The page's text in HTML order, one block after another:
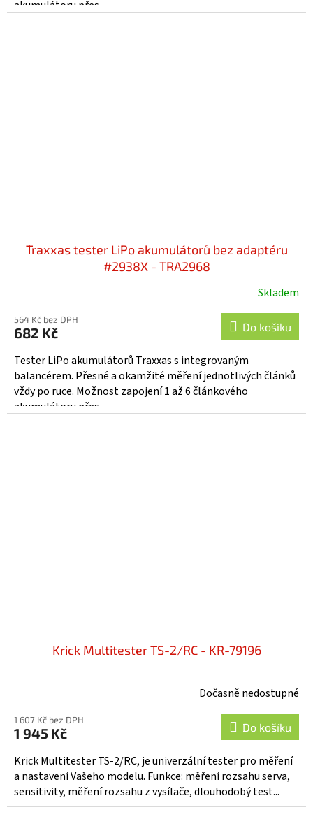
akumulátoru přes...
Traxxas tester LiPo akumulátorů bez adaptéru
#2938X - TRA2968
Skladem
564 Kč bez DPH
682 Kč Do košíku
Tester LiPo akumulátorů Traxxas s integrovaným
balancérem. Přesné a okamžité měření jednotlivých článků
vždy po ruce. Možnost zapojení 1 až 6 článkového
akumulátoru přes...
Krick Multitester TS-2/RC - KR-79196
Dočasně nedostupné
1 607 Kč bez DPH
1 945 Kč Do košíku
Krick Multitester TS-2/RC, je univerzální tester pro měření
a nastavení Vašeho modelu. Funkce: měření rozsahu serva,
sensitivity, měření rozsahu z vysílače, dlouhodobý test...